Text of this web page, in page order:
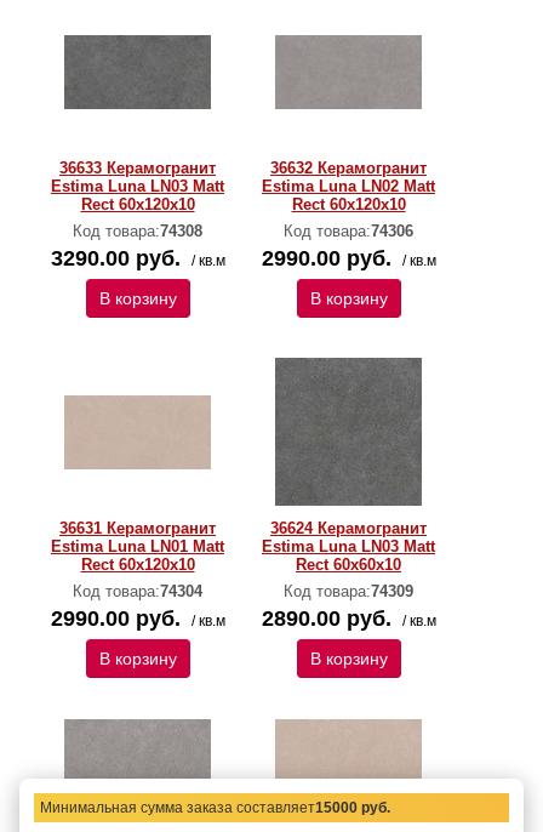
36633 Керамогранит
Estima Luna LN03 Matt
Rect 60x120x10
Код товара:74308
3290.00 руб. / кв.м
В корзину
36632 Керамогранит
Estima Luna LN02 Matt
Rect 60x120x10
Код товара:74306
2990.00 руб. / кв.м
В корзину
36631 Керамогранит
Estima Luna LN01 Matt
Rect 60x120x10
Код товара:74304
2990.00 руб. / кв.м
В корзину
36624 Керамогранит
Estima Luna LN03 Matt
Rect 60x60x10
Код товара:74309
2890.00 руб. / кв.м
В корзину
Минимальная сумма заказа составляет15000 руб.